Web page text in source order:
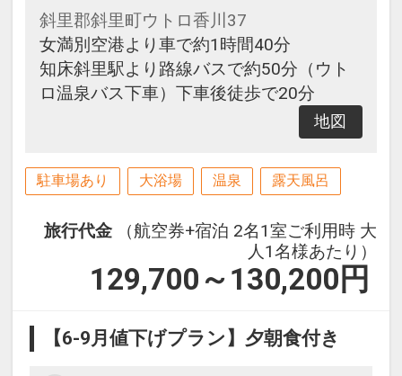
斜里郡斜里町ウトロ香川37
女満別空港より車で約1時間40分
知床斜里駅より路線バスで約50分（ウト
ロ温泉バス下車）下車後徒歩で20分
地図
駐車場あり 大浴場 温泉 露天風呂
旅行代金
（航空券+宿泊 2名1室ご利用時 大
人1名様あたり）
129,700～130,200 円
【6-9月値下げプラン】夕朝食付き